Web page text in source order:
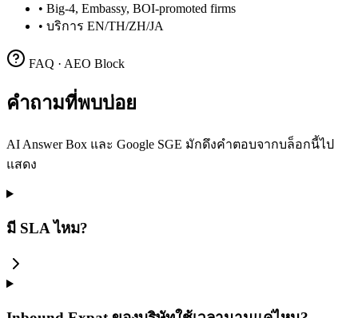
• Big-4, Embassy, BOI-promoted firms
• บริการ EN/TH/ZH/JA
FAQ · AEO Block
คำถามที่พบบ่อย
AI Answer Box และ Google SGE มักดึงคำตอบจากบล็อกนี้ไป
แสดง
มี SLA ไหม?